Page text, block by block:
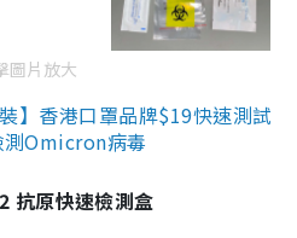
圖片放大
】香港口罩品牌$19快速測試
測Omicron病毒
原快速檢測盒